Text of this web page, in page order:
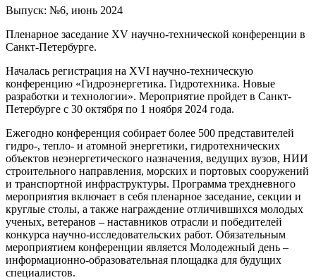
Выпуск: №6, июнь 2024
Пленарное заседание XV научно-технической конференции в
Санкт-Петербурге.
Началась регистрация на XVI научно-техническую
конференцию «Гидроэнергетика. Гидротехника. Новые
разработки и технологии». Мероприятие пройдет в Санкт-
Петербурге с 30 октября по 1 ноября 2024 года.
Ежегодно конференция собирает более 500 представителей
гидро-, тепло- и атомной энергетики, гидротехнических
объектов неэнергетического назначения, ведущих вузов, НИИ
строительного направления, морских и портовых сооружений
и транспортной инфраструктуры. Программа трехдневного
мероприятия включает в себя пленарное заседание, секции и
круглые столы, а также награждение отличившихся молодых
ученых, ветеранов – наставников отрасли и победителей
конкурса научно-исследовательских работ. Обязательным
мероприятием конференции является Молодежный день –
информационно-образовательная площадка для будущих
специалистов.